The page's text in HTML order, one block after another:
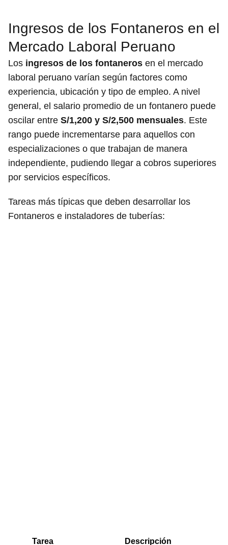
Ingresos de los Fontaneros en el
Mercado Laboral Peruano
Los ingresos de los fontaneros en el mercado
laboral peruano varían según factores como
experiencia, ubicación y tipo de empleo. A nivel
general, el salario promedio de un fontanero puede
oscilar entre S/1,200 y S/2,500 mensuales. Este
rango puede incrementarse para aquellos con
especializaciones o que trabajan de manera
independiente, pudiendo llegar a cobros superiores
por servicios específicos.
Tareas más típicas que deben desarrollar los
Fontaneros e instaladores de tuberías:
Tarea Descripción